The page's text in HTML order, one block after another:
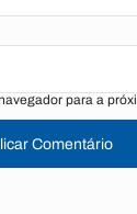
para a
Comentário